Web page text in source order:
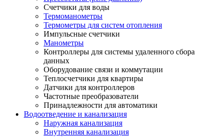
Счетчики для воды
Термоманометры
Термометры для систем отопления
Импульсные счетчики
Манометры
Контроллеры для системы удаленного сбора
данных
Оборудование связи и коммутации
Теплосчетчики для квартиры
Датчики для контроллеров
Частотные преобразователи
Принадлежности для автоматики
Водоотведение и канализация
Наружная канализация
Внутренняя канализация